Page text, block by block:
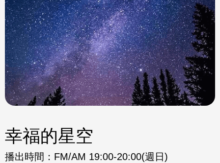
幸福的星空
播出時間： FM/AM 19:00-20:00(週日)